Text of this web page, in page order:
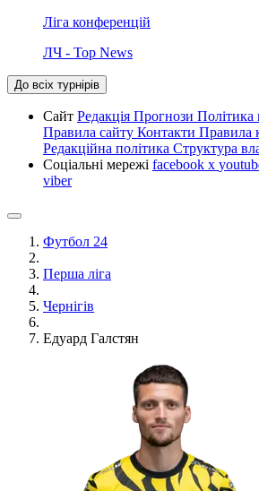
Ліга конференцій
ЛЧ - Top News
До всіх турнірів
Сайт Редакція Прогнози Політика
Правила сайту Контакти Правила
Редакційна політика Структура
Соціальні мережі facebook x
viber
Футбол 24
Перша ліга
Чернігів
Едуард Галстян